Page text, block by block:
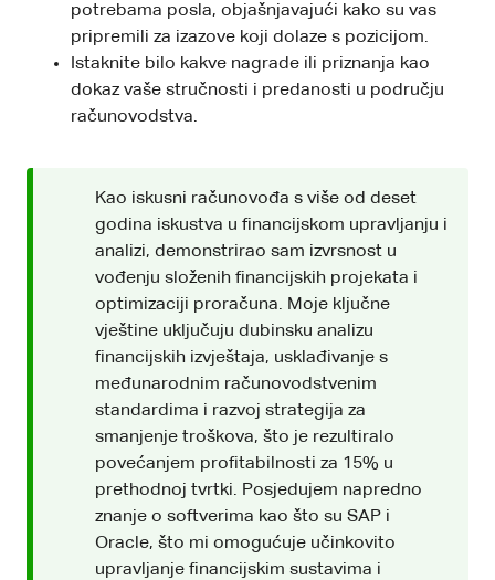
potrebama posla, objašnjavajući kako su vas
pripremili za izazove koji dolaze s pozicijom.
Istaknite bilo kakve nagrade ili priznanja kao
dokaz vaše stručnosti i predanosti u području
računovodstva.
Kao iskusni računovođa s više od deset
godina iskustva u financijskom upravljanju i
analizi, demonstrirao sam izvrsnost u
vođenju složenih financijskih projekata i
optimizaciji proračuna. Moje ključne
vještine uključuju dubinsku analizu
financijskih izvještaja, usklađivanje s
međunarodnim računovodstvenim
standardima i razvoj strategija za
smanjenje troškova, što je rezultiralo
povećanjem profitabilnosti za 15% u
prethodnoj tvrtki. Posjedujem napredno
znanje o softverima kao što su SAP i
Oracle, što mi omogućuje učinkovito
upravljanje financijskim sustavima i